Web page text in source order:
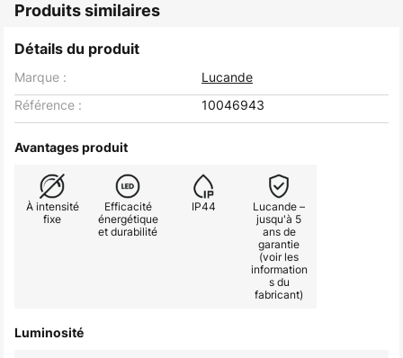
Produits similaires
Détails du produit
Marque :
Lucande
Référence :
10046943
Avantages produit
À intensité
fixe
Efficacité
énergétique
et durabilité
IP44
Lucande –
jusqu'à 5
ans de
garantie
(voir les
information
s du
fabricant)
Luminosité